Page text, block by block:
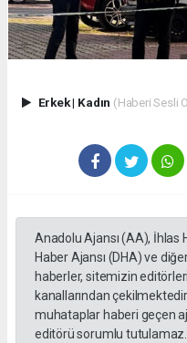
Erkek| Kadın (Haberi Sesli
Anadolu Ajansı (AA), İhlas
Haber Ajansı (DHA) ve
haberler, sitemizin
kanallarından
muhataplar haberi geçen
editörü sorumlu